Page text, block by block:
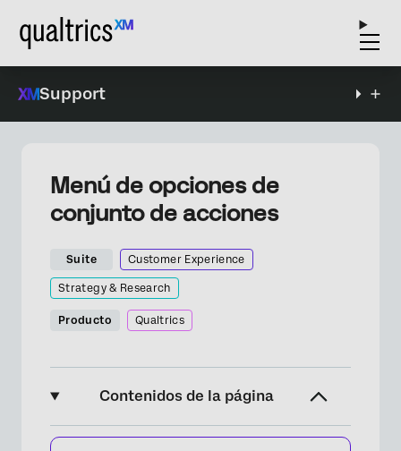
Support
Menú de opciones de
conjunto de acciones
Suite Customer Experience
Strategy & Research
Producto Qualtrics
Contenidos de la página
Acerca de las opciones del conjunto de